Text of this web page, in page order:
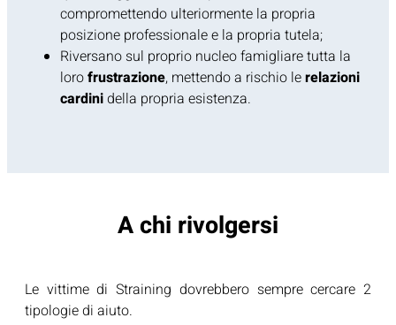
compromettendo ulteriormente la propria
posizione professionale e la propria tutela;
Riversano sul proprio nucleo famigliare tutta la
lorofrustrazione, mettendo a rischio lerelazioni
cardinidella propria esistenza.
A chi rivolgersi
Le vittime di Straining dovrebbero sempre cercare 2
tipologie di aiuto.